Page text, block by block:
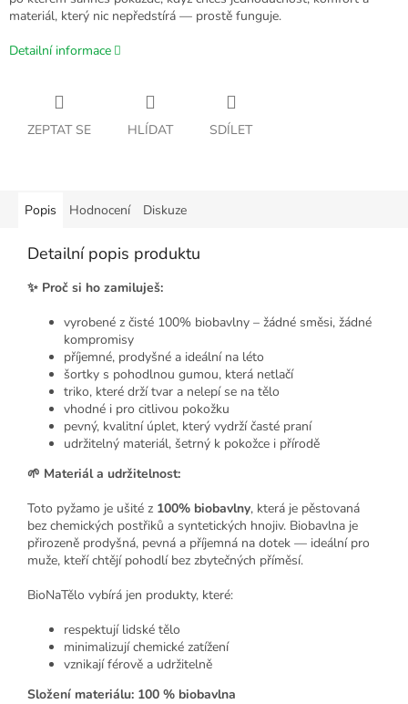
materiál, který nic nepředstírá — prostě funguje.
Detailní informace
ZEPTAT SE HLÍDAT SDÍLET
Popis Hodnocení Diskuze
Detailní popis produktu
✨ Proč si ho zamiluješ:
vyrobené z čisté 100% biobavlny – žádné směsi, žádné
kompromisy
příjemné, prodyšné a ideální na léto
šortky s pohodlnou gumou, která netlačí
triko, které drží tvar a nelepí se na tělo
vhodné i pro citlivou pokožku
pevný, kvalitní úplet, který vydrží časté praní
udržitelný materiál, šetrný k pokožce i přírodě
🌱 Materiál a udržitelnost:
Toto pyžamo je ušité z 100% biobavlny, která je pěstovaná
bez chemických postřiků a syntetických hnojiv. Biobavlna je
přirozeně prodyšná, pevná a příjemná na dotek — ideální pro
muže, kteří chtějí pohodlí bez zbytečných příměsí.
BioNaTělo vybírá jen produkty, které:
respektují lidské tělo
minimalizují chemické zatížení
vznikají férově a udržitelně
Složení materiálu: 100 % biobavlna